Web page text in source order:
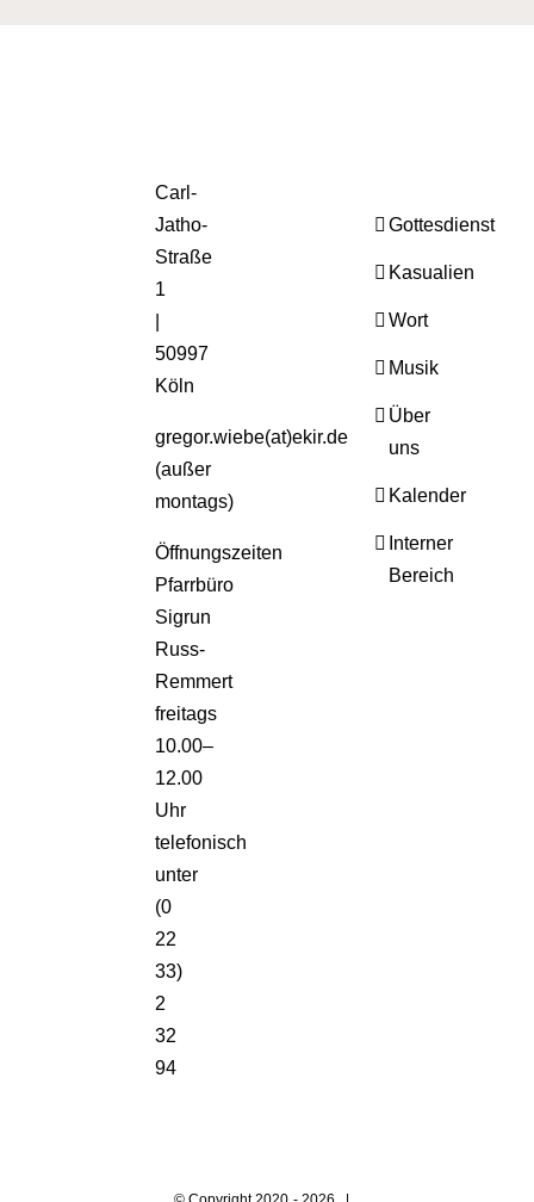
Carl-
Jatho-
Straße
1
50997
Köln
gregor.wiebe(at)ekir.de
(außer
montags)
Öffnungszeiten
Pfarrbüro
Sigrun
Russ-
Remmert
freitags
10.00–
12.00
Uhr
telefonisch
unter
(0
22
33)
2
32
94
Gottesdienst
Kasualien
Wort
Musik
Über
uns
Kalender
Interner
Bereich